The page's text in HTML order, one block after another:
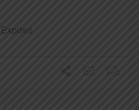
Expires